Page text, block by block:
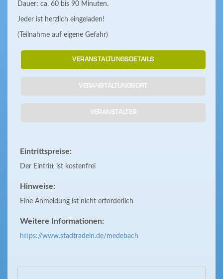
Dauer: ca. 60 bis 90 Minuten.
Jeder ist herzlich eingeladen!
(Teilnahme auf eigene Gefahr)
VERANSTALTUNGSDETAILS
VERANSTALTUNGSORT
VERANSTALTER
Eintrittspreise:
Der Eintritt ist kostenfrei
Hinweise:
Eine Anmeldung ist nicht erforderlich
Weitere Informationen:
https://www.stadtradeln.de/medebach